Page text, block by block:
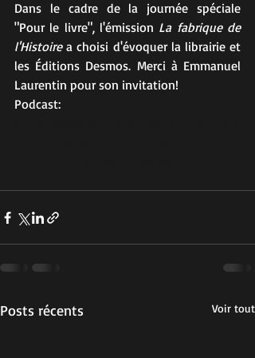
Dans le cadre de la journée spéciale
"Pour le livre", l'émission La fabrique de
l'Histoire a choisi d'évoquer la librairie et
les Éditions Desmos. Merci à Emmanuel
Laurentin pour son invitation!
Podcast:
Posts récents Voir tout